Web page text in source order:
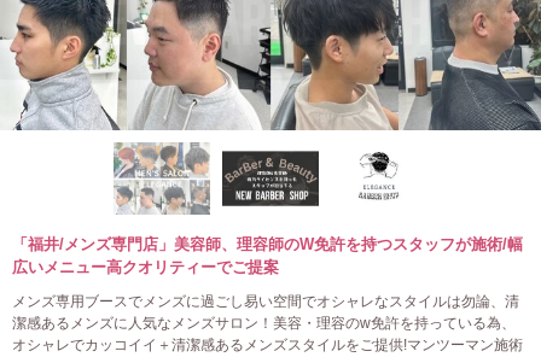
「福井/メンズ専門店」美容師、理容師のW免許を持つスタッフが施術/幅
広いメニュー高クオリティーでご提案
メンズ専用ブースでメンズに過ごし易い空間でオシャレなスタイルは勿論、清
潔感あるメンズに人気なメンズサロン！美容・理容のw免許を持っている為、
オシャレでカッコイイ＋清潔感あるメンズスタイルをご提供!マンツーマン施術